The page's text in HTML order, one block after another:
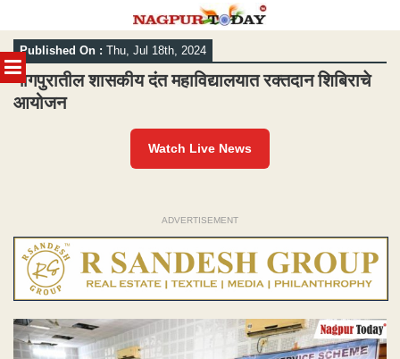
MENU
Skip
to
content
Published On : Thu, Jul 18th, 2024
नागपुरातील शासकीय दंत महाविद्यालयात रक्तदान शिबिराचे
आयोजन
Watch Live News
ADVERTISEMENT